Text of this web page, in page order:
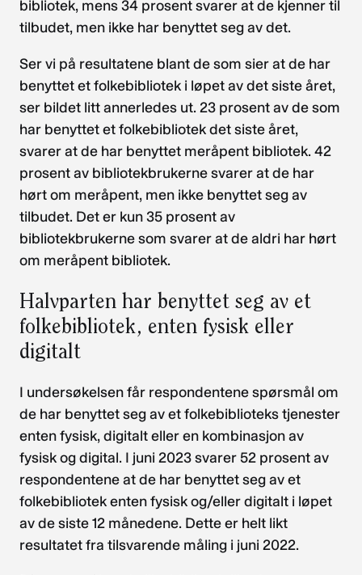
bibliotek, mens 34 prosent svarer at de kjenner til
tilbudet, men ikke har benyttet seg av det.
Ser vi på resultatene blant de som sier at de har
benyttet et folkebibliotek i løpet av det siste året,
ser bildet litt annerledes ut. 23 prosent av de som
har benyttet et folkebibliotek det siste året,
svarer at de har benyttet meråpent bibliotek. 42
prosent av bibliotekbrukerne svarer at de har
hørt om meråpent, men ikke benyttet seg av
tilbudet. Det er kun 35 prosent av
bibliotekbrukerne som svarer at de aldri har hørt
om meråpent bibliotek.
Halvparten har benyttet seg av et
folkebibliotek, enten fysisk eller
digitalt
I undersøkelsen får respondentene spørsmål om
de har benyttet seg av et folkebiblioteks tjenester
enten fysisk, digitalt eller en kombinasjon av
fysisk og digital. I juni 2023 svarer 52 prosent av
respondentene at de har benyttet seg av et
folkebibliotek enten fysisk og/eller digitalt i løpet
av de siste 12 månedene. Dette er helt likt
resultatet fra tilsvarende måling i juni 2022.